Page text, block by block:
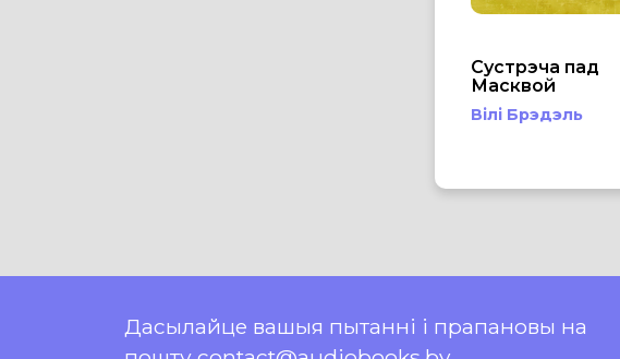
Сустрэча пад
Масквой
Вілі Брэдэль
Дасылайце вашыя пытанні і прапановы на